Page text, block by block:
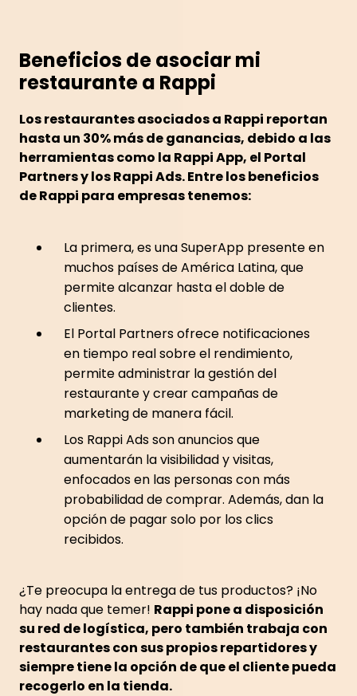
Beneficios de asociar mi
restaurante a Rappi
Los restaurantes asociados a Rappi reportan
hasta un 30% más de ganancias, debido a las
herramientas como la Rappi App, el Portal
Partners y los Rappi Ads. Entre los beneficios
de Rappi para empresas tenemos:
La primera, es una SuperApp presente en
muchos países de América Latina, que
permite alcanzar hasta el doble de
clientes.
El Portal Partners ofrece notificaciones
en tiempo real sobre el rendimiento,
permite administrar la gestión del
restaurante y crear campañas de
marketing de manera fácil.
Los Rappi Ads son anuncios que
aumentarán la visibilidad y visitas,
enfocados en las personas con más
probabilidad de comprar. Además, dan la
opción de pagar solo por los clics
recibidos.
¿Te preocupa la entrega de tus productos? ¡No
hay nada que temer! Rappi pone a disposición
su red de logística, pero también trabaja con
restaurantes con sus propios repartidores y
siempre tiene la opción de que el cliente pueda
recogerlo en la tienda.